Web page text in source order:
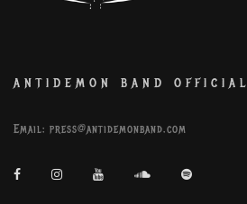
ANTIDEMON BAND OFFICIAL
Email: press@antidemonband.com